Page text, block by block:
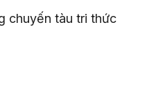
chuyến tàu tri thức